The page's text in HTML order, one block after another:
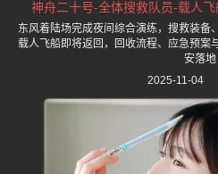
神舟二十号-全体搜救队员-载人
东风着陆场完成夜间综合演练，搜救装备
载人飞船即将返回，回收流程、应急预案
安落地
2025-11-04